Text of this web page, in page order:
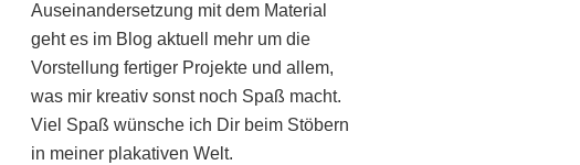
Auseinandersetzung mit dem Material
geht es im Blog aktuell mehr um die
Vorstellung fertiger Projekte und allem,
was mir kreativ sonst noch Spaß macht.
Viel Spaß wünsche ich Dir beim Stöbern
in meiner plakativen Welt.